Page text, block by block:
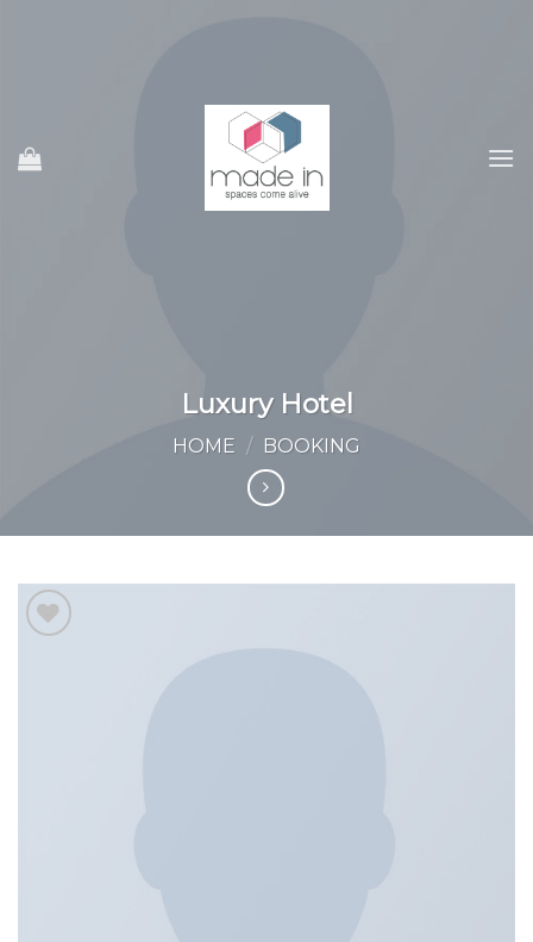
Luxury Hotel
HOME / BOOKING